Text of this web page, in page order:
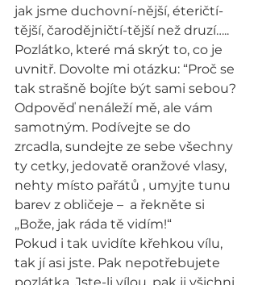
jak jsme duchovní-nější, éteričtí-
tější, čarodějničtí-tější než druzí…..
Pozlátko, které má skrýt to, co je
uvnitř. Dovolte mi otázku: “Proč se
tak strašně bojíte být sami sebou?
Odpověď nenáleží mě, ale vám
samotným. Podívejte se do
zrcadla, sundejte ze sebe všechny
ty cetky, jedovatě oranžové vlasy,
nehty místo pařátů , umyjte tunu
barev z obličeje –  a řekněte si
„Bože, jak ráda tě vidím!“
Pokud i tak uvidíte křehkou vílu,
tak jí asi jste. Pak nepotřebujete